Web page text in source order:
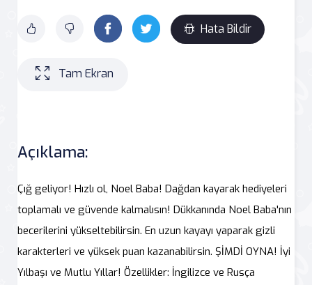
Hata Bildir
Tam Ekran
Açıklama:
Çığ geliyor! Hızlı ol, Noel Baba! Dağdan kayarak hediyeleri
toplamalı ve güvende kalmalısın! Dükkanında Noel Baba'nın
becerilerini yükseltebilirsin. En uzun kayayı yaparak gizli
karakterleri ve yüksek puan kazanabilirsin. ŞİMDİ OYNA! İyi
Yılbaşı ve Mutlu Yıllar! Özellikler: İngilizce ve Rusça